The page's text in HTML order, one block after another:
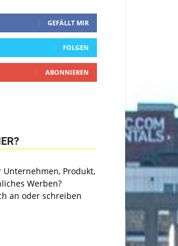
GEFÄLLT MIR
FOLGEN
ABONNIEREN
Produkt,
Werben?
an oder schreiben